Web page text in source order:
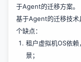
于Agent的迁移方案。
基于Agent的迁移技术
个缺点：
租户虚拟机OS依
景；